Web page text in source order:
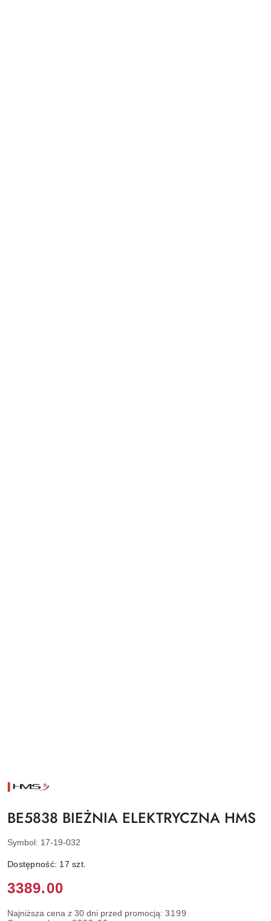
NAZWA
PRODUCENTA:
BE5838 BIEŻNIA ELEKTRYCZNA HMS
Symbol: 17-19-032
Dostępność: 17szt.
Cena:
3389.00
Najniższa cena z 30 dni przed promocją: 3199